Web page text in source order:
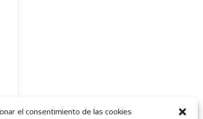
el consentimiento de las cookies